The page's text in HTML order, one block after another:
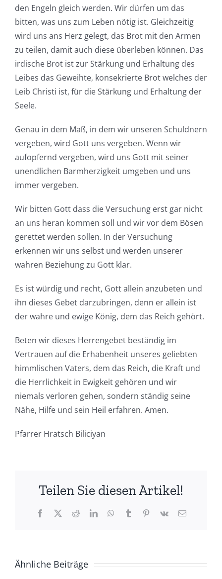
den Engeln gleich werden. Wir dürfen um das
bitten, was uns zum Leben nötig ist. Gleichzeitig
wird uns ans Herz gelegt, das Brot mit den Armen
zu teilen, damit auch diese überleben können. Das
irdische Brot ist zur Stärkung und Erhaltung des
Leibes das Geweihte, konsekrierte Brot welches der
Leib Christi ist, für die Stärkung und Erhaltung der
Seele.
Genau in dem Maß, in dem wir unseren Schuldnern
vergeben, wird Gott uns vergeben. Wenn wir
aufopfernd vergeben, wird uns Gott mit seiner
unendlichen Barmherzigkeit umgeben und uns
immer vergeben.
Wir bitten Gott dass die Versuchung erst gar nicht
an uns heran kommen soll und wir vor dem Bösen
gerettet werden sollen. In der Versuchung
erkennen wir uns selbst und werden unserer
wahren Beziehung zu Gott klar.
Es ist würdig und recht, Gott allein anzubeten und
ihn dieses Gebet darzubringen, denn er allein ist
der wahre und ewige König, dem das Reich gehört.
Beten wir dieses Herrengebet beständig im
Vertrauen auf die Erhabenheit unseres geliebten
himmlischen Vaters, dem das Reich, die Kraft und
die Herrlichkeit in Ewigkeit gehören und wir
niemals verloren gehen, sondern ständig seine
Nähe, Hilfe und sein Heil erfahren. Amen.
Pfarrer Hratsch Biliciyan
Teilen Sie diesen Artikel!
Facebook
X RedditLinkedInWhatsApp
TumblrPinterest
Vk
E-
Ähnliche Beiträge